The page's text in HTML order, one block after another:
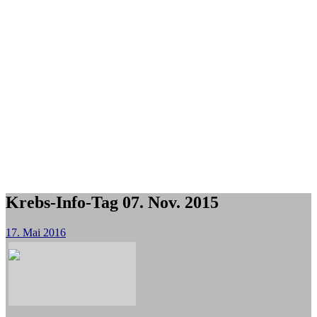
Krebs-Info-Tag 07. Nov. 2015
17. Mai 2016